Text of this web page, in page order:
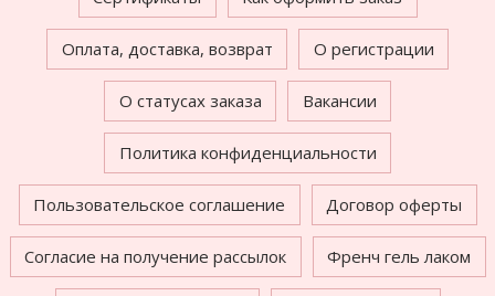
Оплата, доставка, возврат О регистрации
О статусах заказа Вакансии
Политика конфиденциальности
Пользовательское соглашение Договор оферты
Согласие на получение рассылок Френч гель лаком